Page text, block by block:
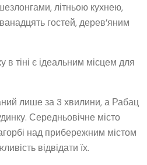
літньою кухнею,
гостей, дерев’яним
в тіні є ідеальним місцем для
лише за 3 хвилини, а Рабац
Середньовічне місто
над прибережним містом
відвідати їх.